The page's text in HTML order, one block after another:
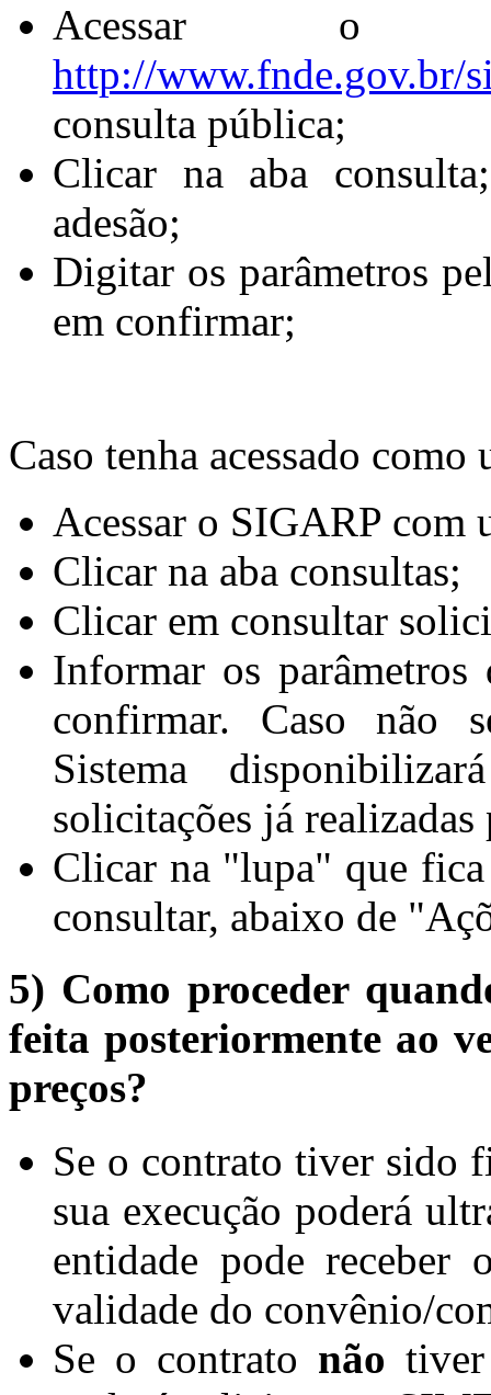
Acessar o
http://www.fnde.gov.br/
consulta pública;
Clicar na aba
adesão;
Digitar os parâmetros
em confirmar;
Caso tenha acessado como
Acessar o SIGARP com
Clicar na aba consultas;
Clicar em consultar
Informar os
confirmar. Caso não
Sistema
solicitações já
Clicar na "lupa" que
consultar, abaixo de
5) Como proceder
feita posteriormente ao
preços?
Se o contrato tiver sido
sua execução poderá
entidade pode receber
validade do convênio/
Se o contrato não